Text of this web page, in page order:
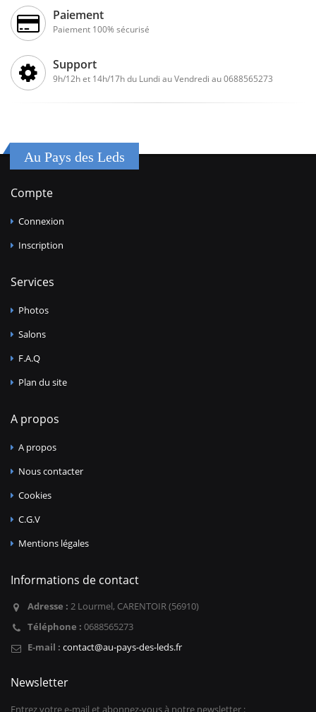
Paiement
Paiement 100% sécurisé
Support
9h/12h et 14h/17h du Lundi au Vendredi au 0688565273
Au Pays des Leds
Compte
Connexion
Inscription
Services
Photos
Salons
F.A.Q
Plan du site
A propos
A propos
Nous contacter
Cookies
C.G.V
Mentions légales
Informations de contact
Adresse : 2 Lourmel, CARENTOIR (56910)
Téléphone : 0688565273
E-mail : contact@au-pays-des-leds.fr
Newsletter
Entrez votre e-mail et abonnez-vous à notre newsletter :